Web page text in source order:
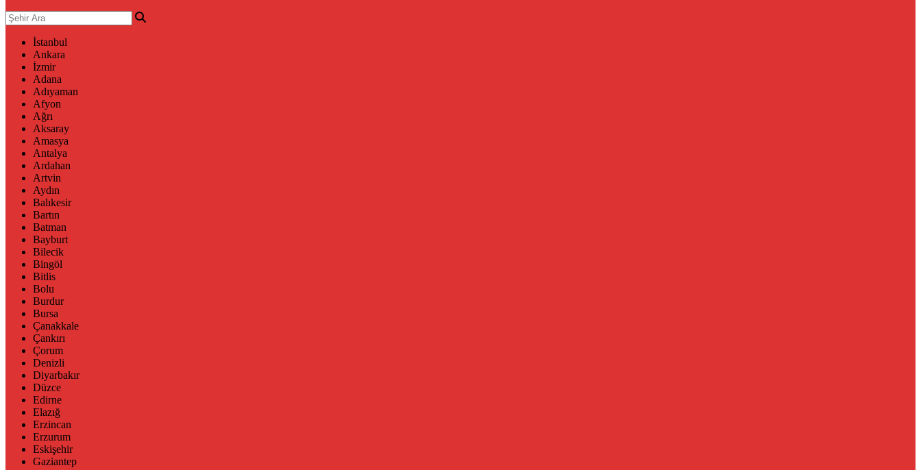
İstanbul
Ankara
İzmir
Adana
Adıyaman
Afyon
Ağrı
Aksaray
Amasya
Antalya
Ardahan
Artvin
Aydın
Balıkesir
Bartın
Batman
Bayburt
Bilecik
Bingöl
Bitlis
Bolu
Burdur
Bursa
Çanakkale
Çankırı
Çorum
Denizli
Diyarbakır
Düzce
Edirne
Elazığ
Erzincan
Erzurum
Eskişehir
Gaziantep